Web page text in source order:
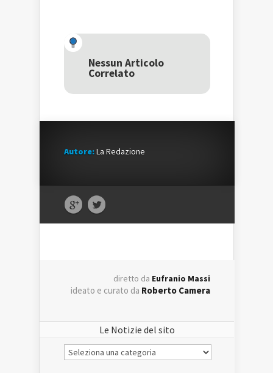
una
nuova
finestra)
nuova
finestra)
una
nuova
Nessun Articolo
Correlato
Autore:La Redazione
diretto da Eufranio Massi
ideato e curato da Roberto Camera
Le Notizie del sito
Le
Notizie